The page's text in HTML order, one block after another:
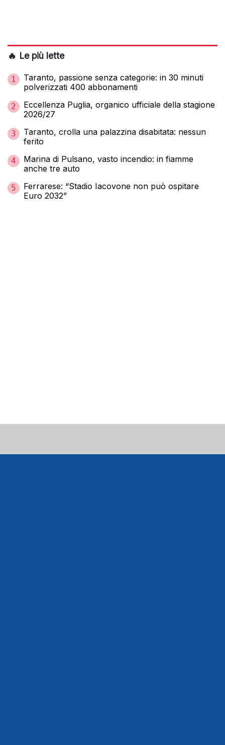
🔥 Le più lette
1
Taranto, passione senza categorie: in 30 minuti
polverizzati 400 abbonamenti
2
Eccellenza Puglia, organico ufficiale della stagione
2026/27
3
Taranto, crolla una palazzina disabitata: nessun
ferito
4
Marina di Pulsano, vasto incendio: in fiamme
anche tre auto
5
Ferrarese: “Stadio Iacovone non può ospitare
Euro 2032”